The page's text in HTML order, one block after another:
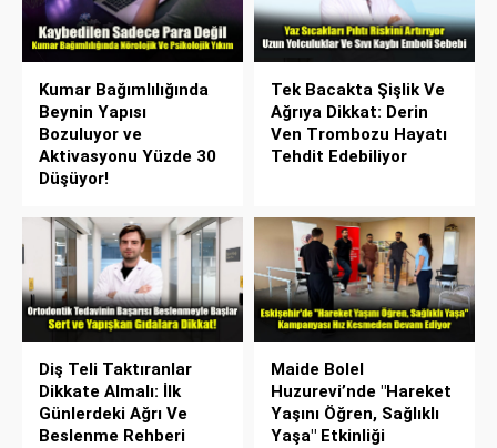
Kumar Bağımlılığında
Beynin Yapısı
Bozuluyor ve
Aktivasyonu Yüzde 30
Düşüyor!
Tek Bacakta Şişlik Ve
Ağrıya Dikkat: Derin
Ven Trombozu Hayatı
Tehdit Edebiliyor
Diş Teli Taktıranlar
Dikkate Almalı: İlk
Günlerdeki Ağrı Ve
Beslenme Rehberi
Maide Bolel
Huzurevi’nde "Hareket
Yaşını Öğren, Sağlıklı
Yaşa" Etkinliği